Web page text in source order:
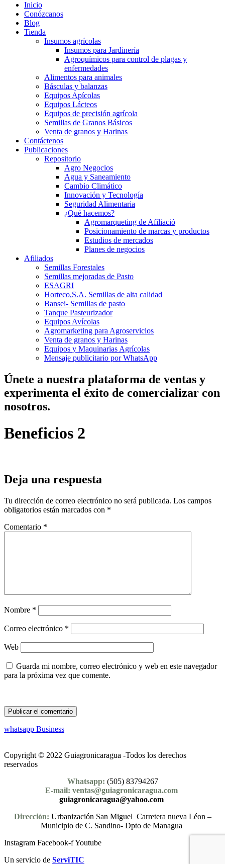
Inicio
Conózcanos
Blog
Tienda
Insumos agrícolas
Insumos para Jardinería
Agroquímicos para control de plagas y
enfermedades
Alimentos para animales
Básculas y balanzas
Equipos Apícolas
Equipos Lácteos
Equipos de precisión agrícola
Semillas de Granos Básicos
Venta de granos y Harinas
Contáctenos
Publicaciones
Repositorio
Agro Negocios
Agua y Saneamiento
Cambio Climático
Innovación y Tecnología
Seguridad Alimentaria
¿Qué hacemos?
Agromarqueting de Afiliació
Posicionamiento de marcas y productos
Estudios de mercados
Planes de negocios
Afiliados
Semillas Forestales
Semillas mejoradas de Pasto
ESAGRI
Horteco,S.A. Semillas de alta calidad
Bansei- Semillas de pasto
Tanque Pasteurizador
Equipos Avícolas
Agromarketing para Agroservicios
Venta de granos y Harinas
Equipos y Maquinarias Agrícolas
Mensaje publicitario por WhatsApp
Únete a nuestra plataforma de ventas y
experimenta el éxito de comercializar con
nosotros.
Beneficios 2
Deja una respuesta
Tu dirección de correo electrónico no será publicada. Los campos
obligatorios están marcados con *
Comentario *
Nombre *
Correo electrónico *
Web
Guarda mi nombre, correo electrónico y web en este navegador
para la próxima vez que comente.
whatsapp Business
Copyright © 2022 Guiagronicaragua -Todos los derechos
reservados
Whatsapp: (505) 83794267
E-mail: ventas@guiagronicaragua.com
guiagronicaragua@yahoo.com
Dirección: Urbanización San Miguel Carretera nueva Léon –
Municipio de C. Sandino- Dpto de Managua
Instagram Facebook-fYoutube
Un servicio de ServiTIC